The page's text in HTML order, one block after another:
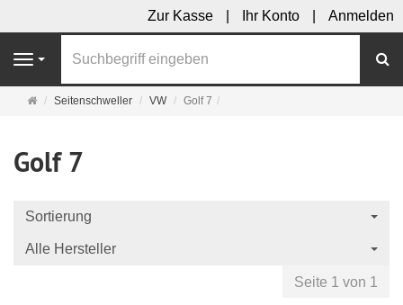
Zur Kasse Ihr Konto Anmelden
Navigation
Startseite
Seitenschweller VW Golf 7
Golf 7
Sortierung
Alle Hersteller
Seite 1 von 1